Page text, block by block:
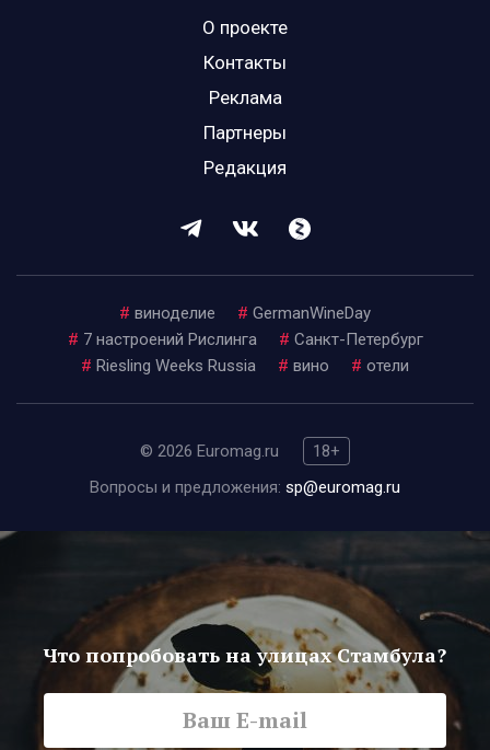
О проекте
Контакты
Реклама
Партнеры
Редакция
# виноделие # GermanWineDay
# 7 настроений Рислинга # Санкт-Петербург
# Riesling Weeks Russia # вино # отели
© 2026 Euromag.ru
18+
Вопросы и предложения: sp@euromag.ru
Что попробовать на улицах Стамбула?